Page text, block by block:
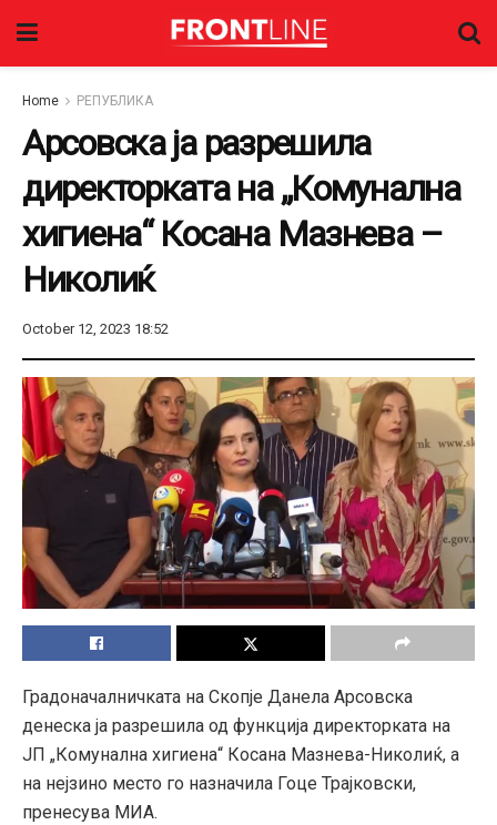
Home РЕПУБЛИКА
Арсовска ја разрешила
директорката на „Комунална
хигиена“ Косана Мазнева –
Николиќ
October 12, 2023 18:52
Градоначалничката на Скопје Данела Арсовска
денеска ја разрешила од функција директорката на
ЈП „Комунална хигиена“ Косана Мазнева-Николиќ, а
на нејзино место го назначила Гоце Трајковски,
пренесува МИА.